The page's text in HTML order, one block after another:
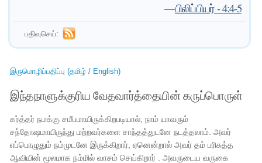
—பிலிப்பியர் - 4:4-5
பதிவுசெய்:
இருமொழிப்பதிப்பு (தமிழ் / English)
இந்தநாளுக்குரிய வேதவார்த்தையின் கருப்பொருள்
கர்த்தர் நமக்கு சமீபமாயிருக்கிறபடியால், நாம் யாவரும்
சந்தோஷமாயிருந்து மற்றவர்களை சாந்தத்துடனே நடத்தலாம். அவர்
எப்பொழுதும் நம்முடனே இருக்கிறார், ஏனென்றால் அவர் தம் பரிசுத்த
ஆவியின் மூலமாக நம்மில் வாசம் செய்கிறார் . அவருடைய வருகை